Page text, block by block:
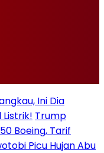
Ini Dia
Trump
Boeing, Tarif
Picu Hujan Abu